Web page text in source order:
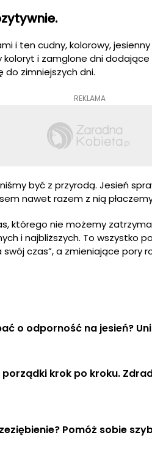
i ten cudny, kolorowy,
i zamglone dni
do zimniejszych dni.
REKLAMA
być z przyrodą. Jesień
nawet razem z nią
którego nie możemy
i najbliższych. To wszystko
czas”, a zmieniające pory
o odporność na jesień?
porządki krok po kroku.
Pomóż sobie